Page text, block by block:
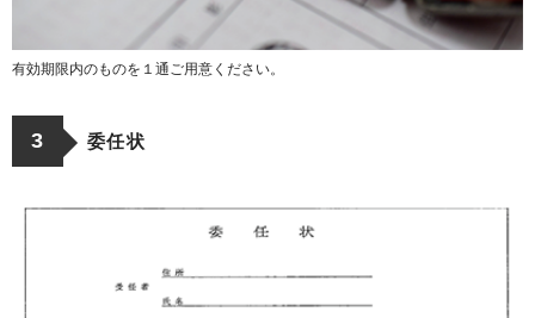
有効期限内のものを１通ご用意ください。
3 委任状